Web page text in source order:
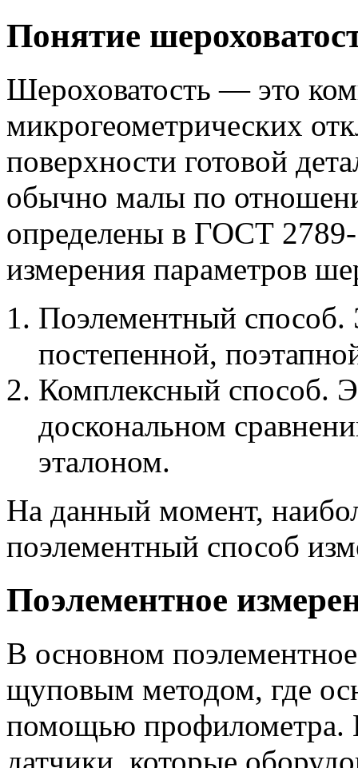
Понятие
Шероховатость — это
микрогеометрических
поверхности готовой
обычно малы по
определены в ГОСТ
измерения параметров
Поэлементный способ.
постепенной,
Комплексный способ.
доскональном
эталоном.
На данный момент,
поэлементный способ
Поэлементное
В основном
щуповым методом, где
помощью
датчики, которые